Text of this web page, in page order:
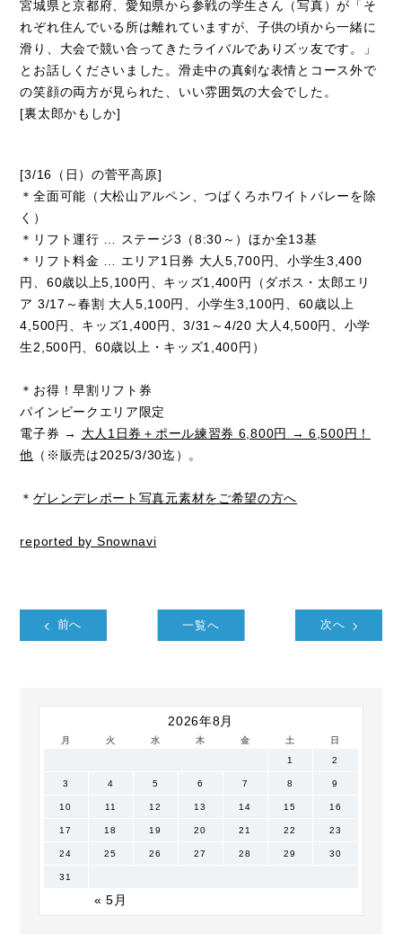
宮城県と京都府、愛知県から参戦の学生さん（写真）が「そ
れぞれ住んでいる所は離れていますが、子供の頃から一緒に
滑り、大会で競い合ってきたライバルでありズッ友です。」
とお話しくださいました。滑走中の真剣な表情とコース外で
の笑顔の両方が見られた、いい雰囲気の大会でした。
[裏太郎かもしか]
[3/16（日）の菅平高原]
＊全面可能（大松山アルペン、つばくろホワイトバレーを除
く）
＊リフト運行 … ステージ3（8:30～）ほか全13基
＊リフト料金 … エリア1日券 大人5,700円、小学生3,400
円、60歳以上5,100円、キッズ1,400円（ダボス・太郎エリ
ア 3/17～春割 大人5,100円、小学生3,100円、60歳以上
4,500円、キッズ1,400円、3/31～4/20 大人4,500円、小学
生2,500円、60歳以上・キッズ1,400円）
＊お得！早割リフト券
パインビークエリア限定
電子券 → 大人1日券＋ポール練習券 6,800円 → 6,500円！
他 （※販売は2025/3/30迄）。
＊ゲレンデレポート写真元素材をご希望の方へ
reported by Snownavi
前へ 一覧へ 次へ
2026年8月
月 火 水 木 金 土 日
« 5月
1 2
3 4 5 6 7 8 9
10 11 12 13 14 15 16
17 18 19 20 21 22 23
24 25 26 27 28 29 30
31